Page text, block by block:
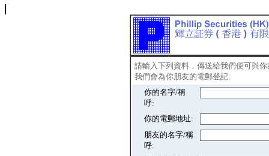
請輸入下列資料，傳送給我們便可與
我們會為你朋友的電郵登記:
你的名字/稱
呼:
你的電郵地址:
朋友的名字/稱
呼: